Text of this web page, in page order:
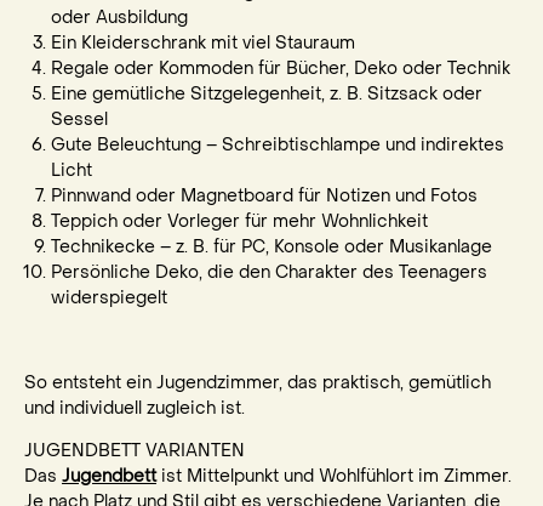
oder Ausbildung
Ein Kleiderschrank mit viel Stauraum
Regale oder Kommoden für Bücher, Deko oder Technik
Eine gemütliche Sitzgelegenheit, z. B. Sitzsack oder
Sessel
Gute Beleuchtung – Schreibtischlampe und indirektes
Licht
Pinnwand oder Magnetboard für Notizen und Fotos
Teppich oder Vorleger für mehr Wohnlichkeit
Technikecke – z. B. für PC, Konsole oder Musikanlage
Persönliche Deko, die den Charakter des Teenagers
widerspiegelt
So entsteht ein Jugendzimmer, das praktisch, gemütlich
und individuell zugleich ist.
JUGENDBETT VARIANTEN
Das Jugendbettist Mittelpunkt und Wohlfühlort im Zimmer.